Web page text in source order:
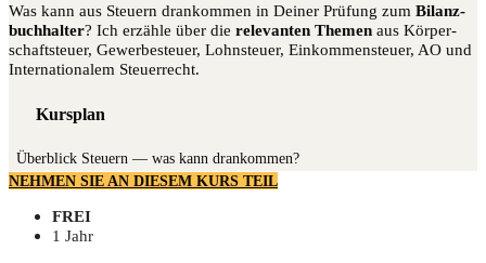
Was kann aus Steu­ern dran­kom­men in Dei­ner Prü­fung zum Bilanz­
buch­hal­ter? Ich erzäh­le über die rele­van­ten The­men aus Kör­per­
schaft­steu­er, Gewer­be­steu­er, Lohn­steu­er, Ein­kom­men­steu­er, AO und
Inter­na­tio­na­lem Steuerrecht.
Kursplan
Über­blick Steu­ern — was kann drankommen?
NEHMEN SIE AN DIESEM KURS TEIL
FREI
1 Jahr